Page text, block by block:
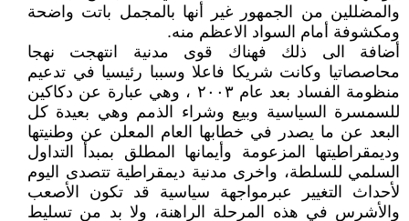
والمضللين من الجمهور غير أنها بالمجمل باتت واضحة
ومكشوفة أمام السواد الاعظم منه.
أضافة الى ذلك فهناك قوى مدنية انتهجت نهجا
محاصصاتيا وكانت شريكا فاعلا وسببا رئيسيا في تدعيم
منظومة الفساد بعد عام ٢٠٠٣ ، وهي عبارة عن دكاكين
للسمسرة السياسية وبيع وشراء الذمم وهي بعيدة كل
البعد عن ما يصدر في خطابها العام المعلن عن وطنيتها
وديمقراطيتها المزعومة وأيمانها المطلق بمبدأ التداول
السلمي للسلطة، واخرى مدنية ديمقراطية تتصدى اليوم
لأحداث التغيير عبرمواجهة سياسية قد تكون الأصعب
والأشرس في هذه المرحلة الراهنة، ولا بد من تسليط